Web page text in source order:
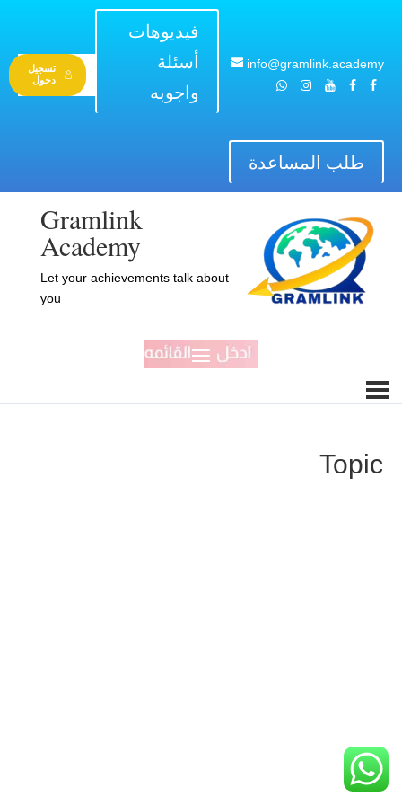
info@gramlink.academy
فيديوهات
أسئلة
واجوبه
تسجيل
دخول
طلب المساعدة
Gramlink
Academy
Let your achievements talk about
you
Topic